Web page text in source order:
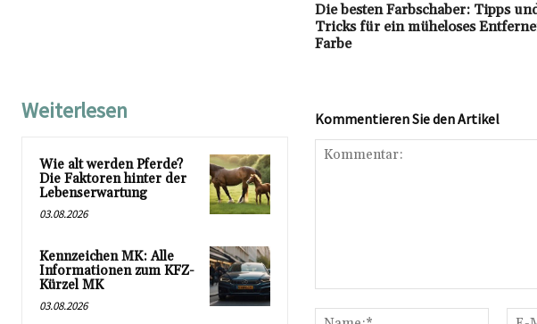
Die besten Farbschaber: Tipps
Tricks für ein müheloses
Farbe
Weiterlesen
Wie alt werden Pferde?
Die Faktoren hinter der
Lebenserwartung
03.08.2026
Kennzeichen MK: Alle
Informationen zum KFZ-
Kürzel MK
03.08.2026
Kommentieren Sie den Artikel
Name:*